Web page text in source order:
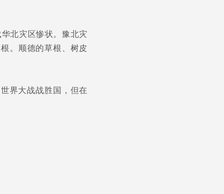
北灾区惨状。豫北灾
。顺德的草根、树皮
界大战战胜国，但在